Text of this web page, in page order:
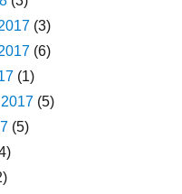
(3)
(6)
(1)
(5)
(5)